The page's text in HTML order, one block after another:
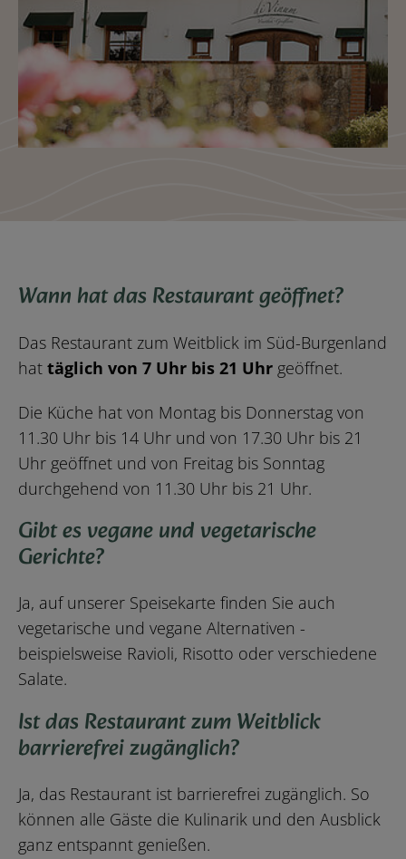
Wann hat das Restaurant geöffnet?
Das Restaurant zum Weitblick im Süd-Burgenland
hat täglich von 7 Uhr bis 21 Uhr geöffnet.
Die Küche hat von Montag bis Donnerstag von
11.30 Uhr bis 14 Uhr und von 17.30 Uhr bis 21
Uhr geöffnet und von Freitag bis Sonntag
durchgehend von 11.30 Uhr bis 21 Uhr.
Gibt es vegane und vegetarische
Gerichte?
Ja, auf unserer Speisekarte finden Sie auch
vegetarische und vegane Alternativen -
beispielsweise Ravioli, Risotto oder verschiedene
Salate.
Ist das Restaurant zum Weitblick
barrierefrei zugänglich?
Ja, das Restaurant ist barrierefrei zugänglich. So
können alle Gäste die Kulinarik und den Ausblick
ganz entspannt genießen.